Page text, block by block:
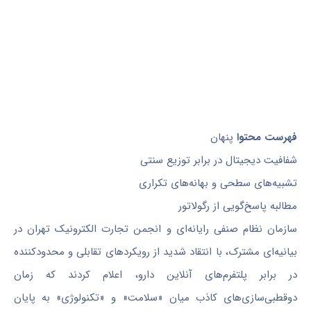
فهرست محتوا پنهان
شفافیت دیجیتال در برابر توزیع سنتی
تشبیه‌های سطحی و بهانه‌های تکراری
مطالبه پاسخ‌گویی از رگولاتور
سازمان نظام صنفی رایانه‌ای و انجمن تجارت الکترونیک تهران در
بیانیه‌ای مشترک، با انتقاد شدید از رویکردهای تقابلی و محدودکننده
در برابر پلتفرم‌های آنلاین دارو، اعلام کردند که زمان
دوقطبی‌سازی‌های کاذب میان «سلامت» و «تکنولوژی» به پایان